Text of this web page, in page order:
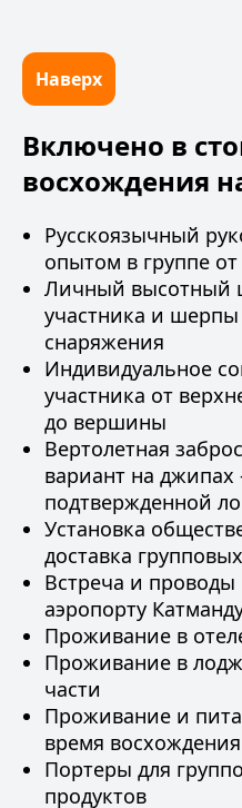
Наверх
Включено в
восхождения
Русскоязычный
опытом в группе
Личный высотный
участника и шерпы
снаряжения
Индивидуальное
участника от
до вершины
Вертолетная
вариант на джипах
подтвержденной
Установка
доставка
Встреча и
аэропорту
Проживание в
Проживание в
части
Проживание и
время восхождения
Портеры для
продуктов